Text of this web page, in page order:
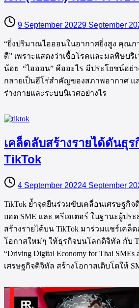
9 September 20229 September
“ยิ่งปริมาณไอออนในอากาศยิ่งสูง คุณภ
ดี” เพราะแสดงว่าเชื้อโรคและมลพิษบ
น้อย “ไอออน” คืออะไร มีประโยชน์อย่า
กลายเป็นฮีโร่สำคัญของสภาพอากาศ แ
ร่างกายและระบบนิเวศอย่างไร
เคล็ดลับสร้างรายได้ดันธุ
TikTok
4 September 20224 September
TikTok ย้ำจุดยืนร่วมขับเคลื่อนเศรษฐกิ
ยอด SME และ ครีเอเตอร์ ในฐานะผู้ปร
สร้างรายได้บน TikTok มาร่วมแชร์เคล็
โอกาสใหม่ๆ ให้ธุรกิจบนโลกดิจิทัล กับ
“Driving Digital Economy for Thai SMEs
เศรษฐกิจดิจิทัล สร้างโอกาสเติบโตให้